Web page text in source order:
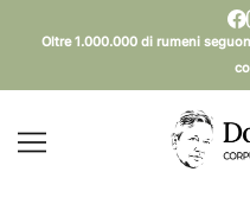
Oltre 1.000.000 di rumeni
Doctor